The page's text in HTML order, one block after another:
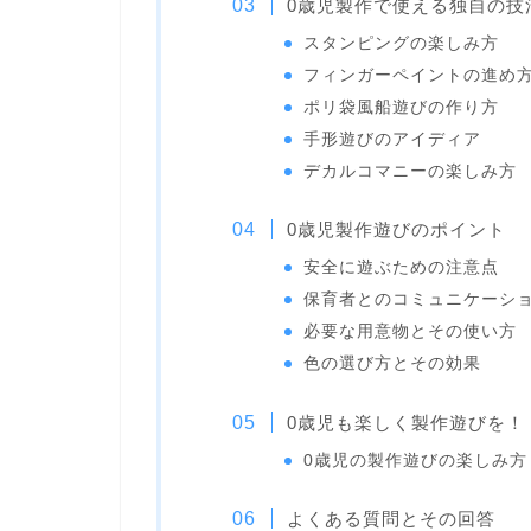
0歳児製作で使える独自の技
スタンピングの楽しみ方
フィンガーペイントの進め
ポリ袋風船遊びの作り方
手形遊びのアイディア
デカルコマニーの楽しみ方
0歳児製作遊びのポイント
安全に遊ぶための注意点
保育者とのコミュニケーシ
必要な用意物とその使い方
色の選び方とその効果
0歳児も楽しく製作遊びを！
0歳児の製作遊びの楽しみ方
よくある質問とその回答